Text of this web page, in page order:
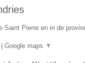
Saint Pierre en in de
Google maps ▼